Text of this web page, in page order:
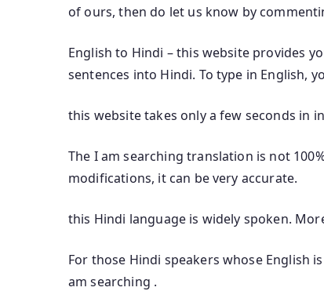
of ours, then do let us know by
English to Hindi – this website provides
sentences into Hindi. To type in English,
this website takes only a few seconds in
The I am searching translation is not
modifications, it can be very accurate.
this Hindi language is widely spoken.
For those Hindi speakers whose English
am searching .